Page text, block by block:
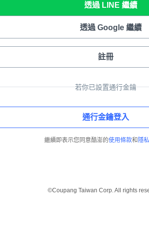
透過 LINE 繼續
透過 Google 繼續
註冊
若你已設置通行金鑰
通行金鑰登入
繼續即表示您同意酷澎的使用條款和 隱
©Coupang Taiwan Corp. All rights